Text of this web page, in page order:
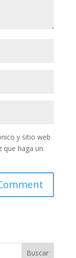
y sitio web
que haga un
Buscar